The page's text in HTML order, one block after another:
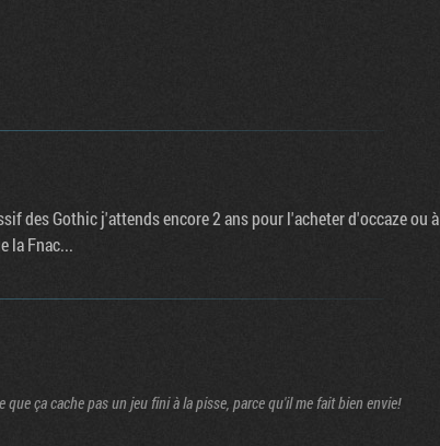
des Gothic j'attends encore 2 ans pour l'acheter d'occaze ou à
la Fnac...
ça cache pas un jeu fini à la pisse, parce qu'il me fait bien envie!